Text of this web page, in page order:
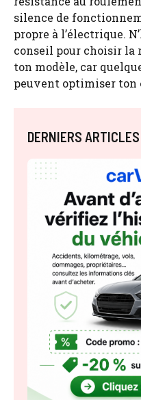
silence de
propre à l’électrique.
conseil pour choisir la
ton modèle, car
peuvent optimiser ton
DERNIERS ARTICLES